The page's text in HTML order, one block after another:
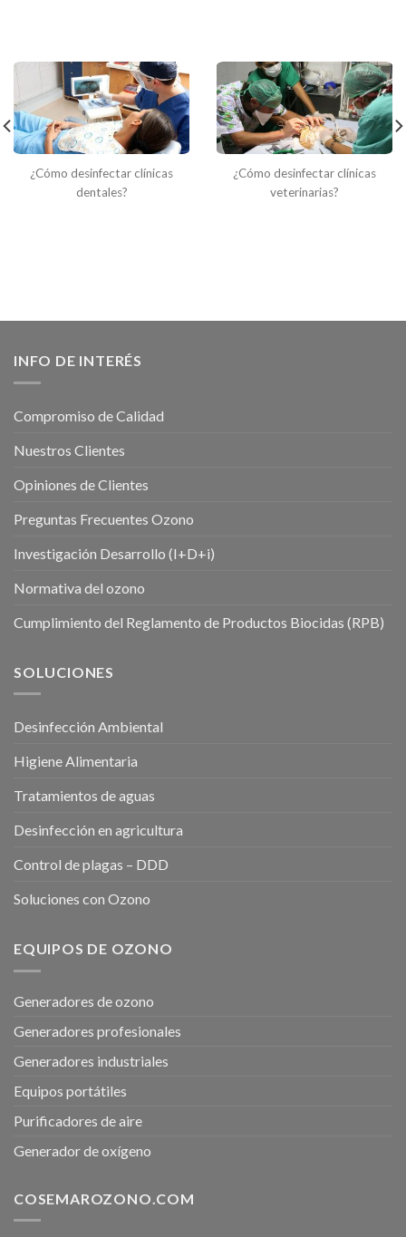
¿Cómo desinfectar clínicas
dentales?
¿Cómo desinfectar clínicas
veterinarias?
INFO DE INTERÉS
Compromiso de Calidad
Nuestros Clientes
Opiniones de Clientes
Preguntas Frecuentes Ozono
Investigación Desarrollo (I+D+i)
Normativa del ozono
Cumplimiento del Reglamento de Productos Biocidas (RPB)
SOLUCIONES
Desinfección Ambiental
Higiene Alimentaria
Tratamientos de aguas
Desinfección en agricultura
Control de plagas – DDD
Soluciones con Ozono
EQUIPOS DE OZONO
Generadores de ozono
Generadores profesionales
Generadores industriales
Equipos portátiles
Purificadores de aire
Generador de oxígeno
COSEMAROZONO.COM